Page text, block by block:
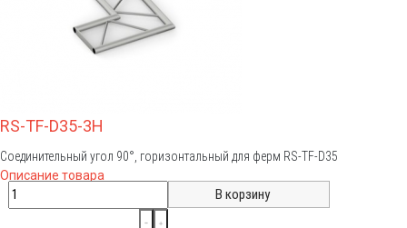
RS-TF-D35-3H
Соединительный угол 90°, горизонтальный для ферм RS-TF-D35
Описание товара